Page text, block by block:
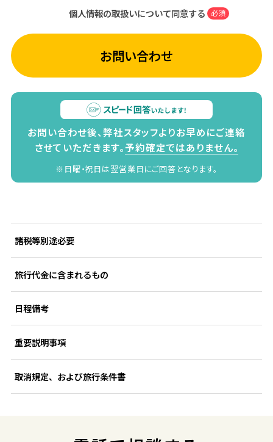
個人情報の取扱いについて同意する 必須
お問い合わせ
お問い合わせ後、弊社スタッフよりお早めにご連絡
させていただきます。予約確定ではありません。
※日曜・祝日は翌営業日にご回答となります。
諸税等別途必要
旅行代金に含まれるもの
日程備考
重要説明事項
取消規定、および旅行条件書